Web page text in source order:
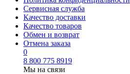
Сервисная служба
Качество доставки
Качество товаров
Обмен и возврат
Отмена заказа
0
8 800 775 8919
Мы на связи